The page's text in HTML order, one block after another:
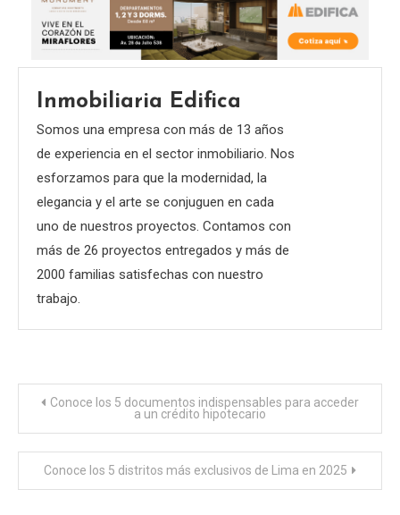
Inmobiliaria Edifica
Somos una empresa con más de 13 años
de experiencia en el sector inmobiliario. Nos
esforzamos para que la modernidad, la
elegancia y el arte se conjuguen en cada
uno de nuestros proyectos. Contamos con
más de 26 proyectos entregados y más de
2000 familias satisfechas con nuestro
trabajo.
Navegación
de
entradas
Conoce los 5 documentos indispensables para acceder
a un crédito hipotecario
Conoce los 5 distritos más exclusivos de Lima en 2025